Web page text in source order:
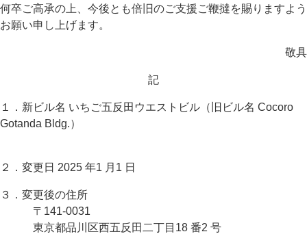
何卒ご高承の上、今後とも倍旧のご支援ご鞭撻を賜りますよう
お願い申し上げます。
敬具
記
１．新ビル名 いちご五反田ウエストビル（旧ビル名 Cocoro
Gotanda Bldg.）
２．変更日 2025 年1 月1 日
３．変更後の住所
〒141-0031
東京都品川区西五反田二丁目18 番2 号